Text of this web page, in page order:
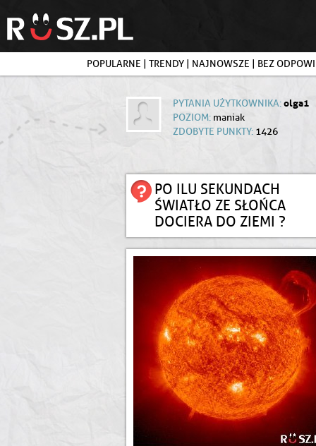
POPULARNE | TRENDY | NAJNOWSZE | BEZ
PYTANIA UŻYTKOWNIKA:olga1
POZIOM: maniak
ZDOBYTE PUNKTY: 1426
PO ILU SEKUNDACH
ŚWIATŁO ZE SŁOŃCA
DOCIERA DO ZIEMI ?